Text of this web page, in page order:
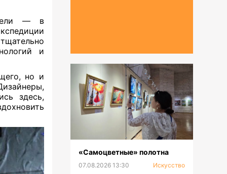
— в
и
но и
здесь,
«Самоцветные» полотна
07.08.2026 13:30 Искусство